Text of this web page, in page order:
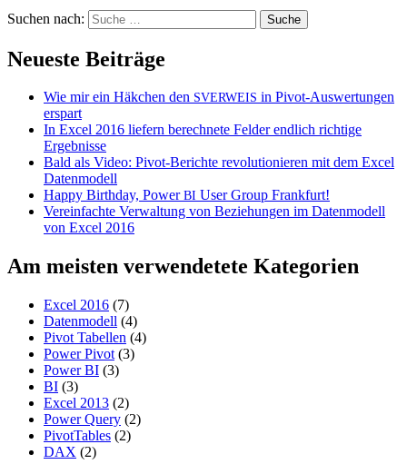
Suchen nach:
Neueste Beiträge
Wie mir ein Häkchen den SVERWEIS in Pivot-Auswertungen
erspart
In Excel 2016 liefern berechnete Felder endlich richtige
Ergebnisse
Bald als Video: Pivot-Berichte revolutionieren mit dem Excel
Datenmodell
Happy Birthday, PowerBI User Group Frankfurt!
Vereinfachte Verwaltung von Beziehungen im Datenmodell
von Excel 2016
Am meisten verwendetete Kategorien
Excel 2016 (7)
Datenmodell (4)
Pivot Tabellen (4)
Power Pivot (3)
Power BI (3)
BI (3)
Excel 2013 (2)
Power Query (2)
PivotTables (2)
DAX (2)